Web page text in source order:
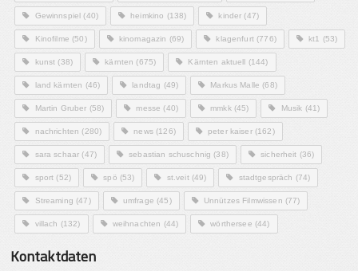
Gewinnspiel (40) heimkino (138) kinder (47)
Kinofilme (50) kinomagazin (69) klagenfurt(776) kt1 (53)
kunst (38) kärnten (675) Kärnten aktuell (144)
land kärnten (46) landtag (49) Markus Malle (68)
Martin Gruber (58) messe (40) mmkk(45) Musik (41)
nachrichten (280) news(126) peter kaiser(162)
sara schaar (47) sebastian schuschnig (38) sicherheit (36)
sport (52) spö (53) st.veit(49) stadtgespräch (74)
Streaming (47) umfrage (45) Unnützes Filmwissen (77)
villach (132) weihnachten (44) wörthersee (44)
Kontaktdaten